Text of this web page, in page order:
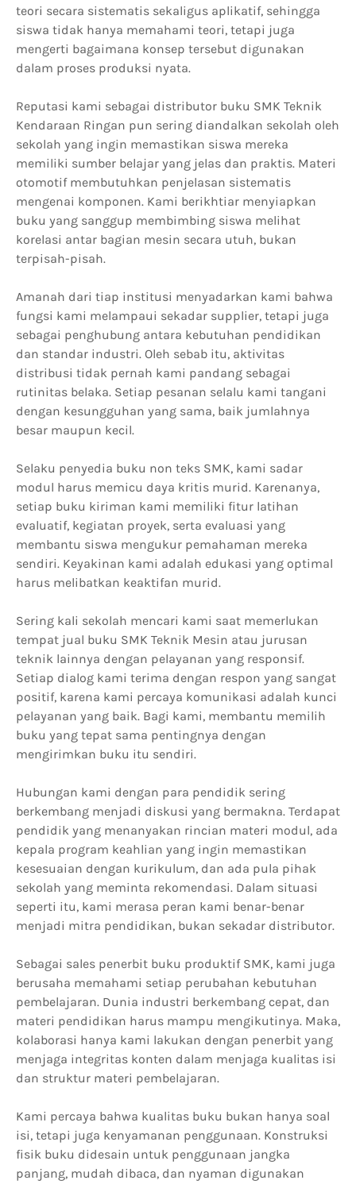
teori secara sistematis sekaligus aplikatif, sehingga
siswa tidak hanya memahami teori, tetapi juga
mengerti bagaimana konsep tersebut digunakan
dalam proses produksi nyata.
Reputasi kami sebagai distributor buku SMK Teknik
Kendaraan Ringan pun sering diandalkan sekolah oleh
sekolah yang ingin memastikan siswa mereka
memiliki sumber belajar yang jelas dan praktis. Materi
otomotif membutuhkan penjelasan sistematis
mengenai komponen. Kami berikhtiar menyiapkan
buku yang sanggup membimbing siswa melihat
korelasi antar bagian mesin secara utuh, bukan
terpisah-pisah.
Amanah dari tiap institusi menyadarkan kami bahwa
fungsi kami melampaui sekadar supplier, tetapi juga
sebagai penghubung antara kebutuhan pendidikan
dan standar industri. Oleh sebab itu, aktivitas
distribusi tidak pernah kami pandang sebagai
rutinitas belaka. Setiap pesanan selalu kami tangani
dengan kesungguhan yang sama, baik jumlahnya
besar maupun kecil.
Selaku penyedia buku non teks SMK, kami sadar
modul harus memicu daya kritis murid. Karenanya,
setiap buku kiriman kami memiliki fitur latihan
evaluatif, kegiatan proyek, serta evaluasi yang
membantu siswa mengukur pemahaman mereka
sendiri. Keyakinan kami adalah edukasi yang optimal
harus melibatkan keaktifan murid.
Sering kali sekolah mencari kami saat memerlukan
tempat jual buku SMK Teknik Mesin atau jurusan
teknik lainnya dengan pelayanan yang responsif.
Setiap dialog kami terima dengan respon yang sangat
positif, karena kami percaya komunikasi adalah kunci
pelayanan yang baik. Bagi kami, membantu memilih
buku yang tepat sama pentingnya dengan
mengirimkan buku itu sendiri.
Hubungan kami dengan para pendidik sering
berkembang menjadi diskusi yang bermakna. Terdapat
pendidik yang menanyakan rincian materi modul, ada
kepala program keahlian yang ingin memastikan
kesesuaian dengan kurikulum, dan ada pula pihak
sekolah yang meminta rekomendasi. Dalam situasi
seperti itu, kami merasa peran kami benar-benar
menjadi mitra pendidikan, bukan sekadar distributor.
Sebagai sales penerbit buku produktif SMK, kami juga
berusaha memahami setiap perubahan kebutuhan
pembelajaran. Dunia industri berkembang cepat, dan
materi pendidikan harus mampu mengikutinya. Maka,
kolaborasi hanya kami lakukan dengan penerbit yang
menjaga integritas konten dalam menjaga kualitas isi
dan struktur materi pembelajaran.
Kami percaya bahwa kualitas buku bukan hanya soal
isi, tetapi juga kenyamanan penggunaan. Konstruksi
fisik buku didesain untuk penggunaan jangka
panjang, mudah dibaca, dan nyaman digunakan